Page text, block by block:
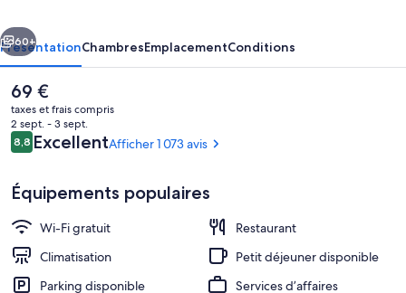
Façade de l’hébergement
Suivant
60+
PrésentationChambresEmplacementConditions
Le
prix
actuel
est
de
69 €
taxes et frais compris
2 sept. - 3 sept.
Avis
voyageurs
8,88,8 sur 10
ExcellentAfficher 1 073 avis
Équipements populaires
Wi-Fi gratuit
Restaurant
Climatisation
Petit déjeuner disponible
Parking disponible
Services d’affaires